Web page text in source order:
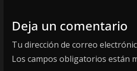
Deja un comentario
Tu dirección de correo
Los campos obligatorios están